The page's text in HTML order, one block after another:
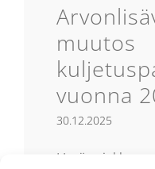
muutos
vuonna
30.12.2025
Hyvä